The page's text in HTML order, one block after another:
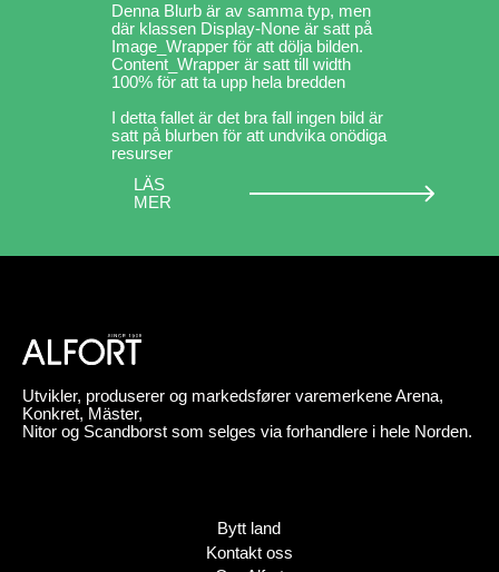
Denna Blurb är av samma typ, men
där klassen Display-None är satt på
Image_Wrapper för att dölja bilden.
Content_Wrapper är satt till width
100% för att ta upp hela bredden
I detta fallet är det bra fall ingen bild är
satt på blurben för att undvika onödiga
resurser
LÄS
MER
Utvikler, produserer og markedsfører varemerkene Arena,
Konkret, Mäster,
Nitor og Scandborst som selges via forhandlere i hele Norden.
Bytt land
Kontakt oss